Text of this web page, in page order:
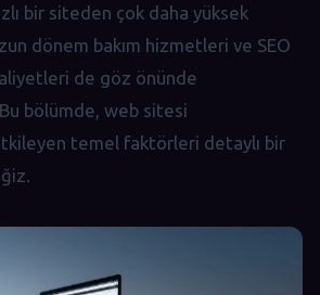
bir siteden çok daha yüksek
dönem bakım hizmetleri ve SEO
de göz önünde
Bu bölümde, web sitesi
temel faktörleri detaylı bir